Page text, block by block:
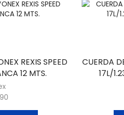
REXIS SPEED
12 MTS.
CUERDA
17L/